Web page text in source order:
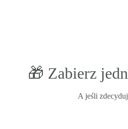
🎁 Zabierz
A jeśli